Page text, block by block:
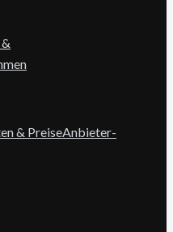
& PreiseAnbieter-